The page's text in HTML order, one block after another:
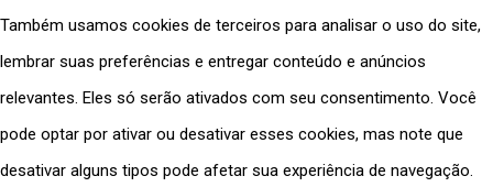
Também usamos cookies de terceiros para analisar o uso do site,
lembrar suas preferências e entregar conteúdo e anúncios
relevantes. Eles só serão ativados com seu consentimento. Você
pode optar por ativar ou desativar esses cookies, mas note que
desativar alguns tipos pode afetar sua experiência de navegação.